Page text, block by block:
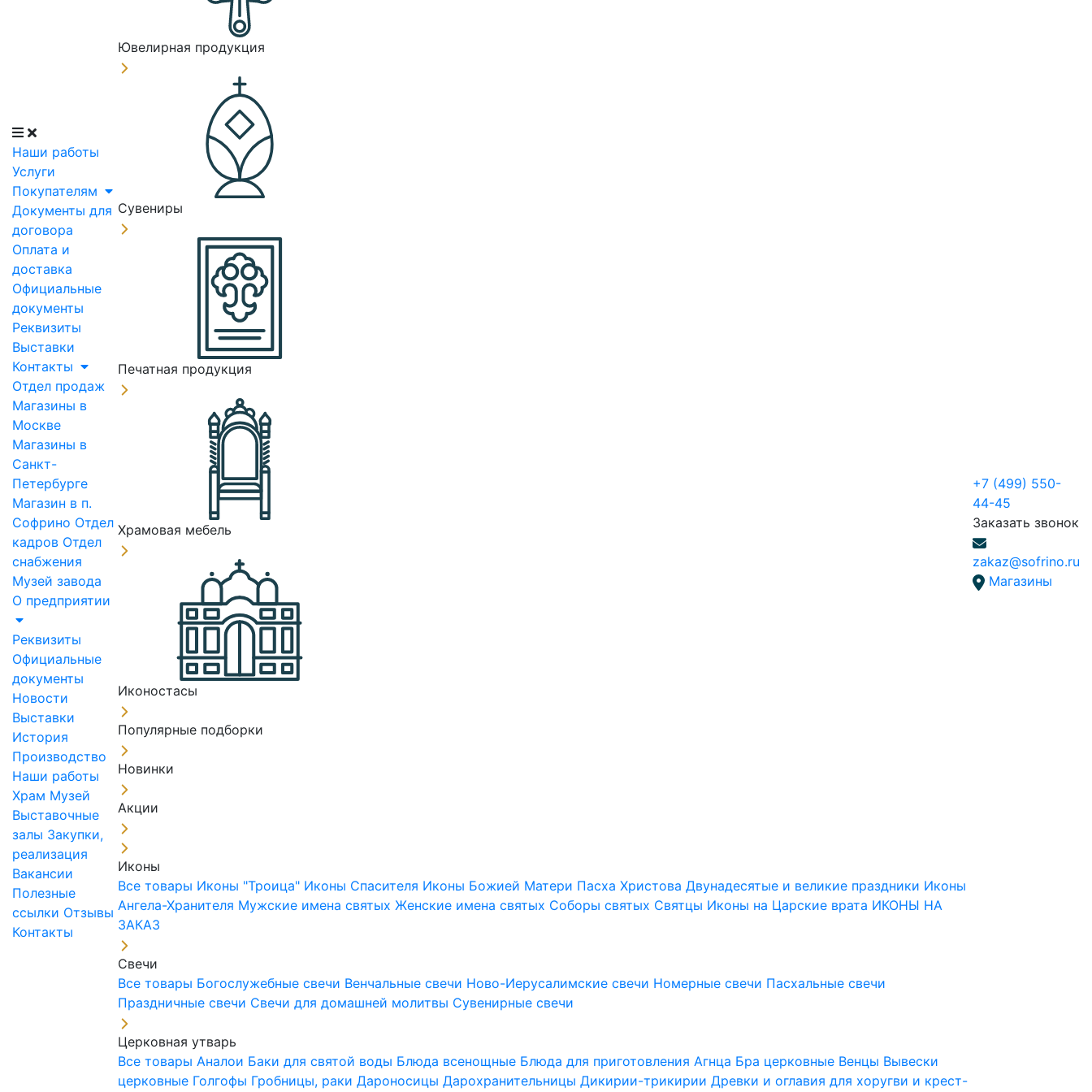
Наши работы
Услуги
Покупателям
Документы для
договора
Оплата и
доставка
Официальные
документы
Реквизиты
Выставки
Контакты
Отдел продаж
Магазины в
Москве
Магазины в
Санкт-
Петербурге
Магазин в п.
Софрино Отдел
кадров Отдел
снабжения
Музей завода
О предприятии
Реквизиты
Официальные
документы
Новости
Выставки
История
Производство
Наши работы
Храм Музей
Выставочные
залы Закупки,
реализация
Вакансии
Полезные
ссылки Отзывы
Контакты
Ювелирная продукция
Сувениры
Печатная продукция
Храмовая мебель
Иконостасы
Популярные подборки
Новинки
Акции
Иконы
Все товары Иконы "Троица" Иконы Спасителя Иконы Божией Матери Пасха ХристоваДвунадесятые и великие праздники Иконы
Ангела-Хранителя Мужские имена святыхЖенские имена святых Соборы святых Святцы Иконы на Царские врата ИКОНЫ НА
ЗАКАЗ
Свечи
Все товары Богослужебные свечи Венчальные свечи Ново-Иерусалимские свечи Номерные свечи Пасхальные свечи
Праздничные свечи Свечи для домашней молитвы Сувенирные свечи
Церковная утварь
Все товарыАналои Баки для святой воды Блюда всенощные Блюда для приготовления Агнца Бра церковные Венцы Вывески
церковные Голгофы Гробницы, ракиДароносицыДарохранительницыДикирии-трикирииДревки и оглавия для хоругви и крест-
+7 (499) 550-
44-45
Заказать звонок
zakaz@sofrino.ru
Магазины